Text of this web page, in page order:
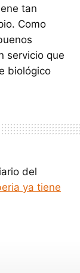
tan
Como
servicio que
biológico
del
ya tiene